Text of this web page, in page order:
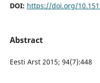
DOI: https://doi.org/
Abstract
Eesti Arst 2015; 94(7):448